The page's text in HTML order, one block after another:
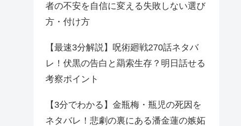
者の不安を自信に変える失敗しない選び
方・付け方
【最速3分解説】呪術廻戦270話ネタバ
レ！伏黒の告白と羂索生存？明日話せる
考察ポイント
【3分でわかる】金瓶梅・瓶児の死因を
ネタバレ！悲劇の裏にある潘金蓮の嫉妬